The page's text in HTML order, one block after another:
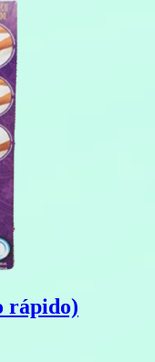
rápido)